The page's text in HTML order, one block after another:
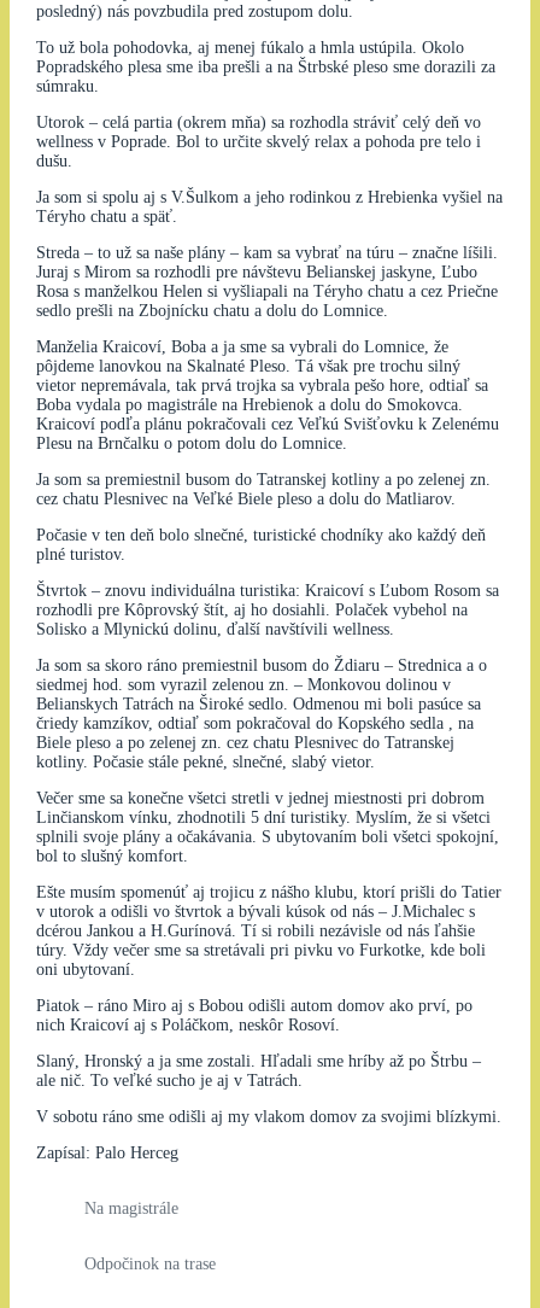
posledný) nás povzbudila pred zostupom dolu.
To už bola pohodovka, aj menej fúkalo a hmla ustúpila. Okolo
Popradského plesa sme iba prešli a na Štrbské pleso sme dorazili za
súmraku.
Utorok – celá partia (okrem mňa) sa rozhodla stráviť celý deň vo
wellness v Poprade. Bol to určite skvelý relax a pohoda pre telo i
dušu.
Ja som si spolu aj s V.Šulkom a jeho rodinkou z Hrebienka vyšiel na
Téryho chatu a späť.
Streda – to už sa naše plány – kam sa vybrať na túru – značne líšili.
Juraj s Mirom sa rozhodli pre návštevu Belianskej jaskyne, Ľubo
Rosa s manželkou Helen si vyšliapali na Téryho chatu a cez Priečne
sedlo prešli na Zbojnícku chatu a dolu do Lomnice.
Manželia Kraicoví, Boba a ja sme sa vybrali do Lomnice, že
pôjdeme lanovkou na Skalnaté Pleso. Tá však pre trochu silný
vietor nepremávala, tak prvá trojka sa vybrala pešo hore, odtiaľ sa
Boba vydala po magistrále na Hrebienok a dolu do Smokovca.
Kraicoví podľa plánu pokračovali cez Veľkú Svišťovku k Zelenému
Plesu na Brnčalku o potom dolu do Lomnice.
Ja som sa premiestnil busom do Tatranskej kotliny a po zelenej zn.
cez chatu Plesnivec na Veľké Biele pleso a dolu do Matliarov.
Počasie v ten deň bolo slnečné, turistické chodníky ako každý deň
plné turistov.
Štvrtok – znovu individuálna turistika: Kraicoví s Ľubom Rosom sa
rozhodli pre Kôprovský štít, aj ho dosiahli. Polaček vybehol na
Solisko a Mlynickú dolinu, ďalší navštívili wellness.
Ja som sa skoro ráno premiestnil busom do Ždiaru – Strednica a o
siedmej hod. som vyrazil zelenou zn. – Monkovou dolinou v
Belianskych Tatrách na Široké sedlo. Odmenou mi boli pasúce sa
čriedy kamzíkov, odtiaľ som pokračoval do Kopského sedla , na
Biele pleso a po zelenej zn. cez chatu Plesnivec do Tatranskej
kotliny. Počasie stále pekné, slnečné, slabý vietor.
Večer sme sa konečne všetci stretli v jednej miestnosti pri dobrom
Linčianskom vínku, zhodnotili 5 dní turistiky. Myslím, že si všetci
splnili svoje plány a očakávania. S ubytovaním boli všetci spokojní,
bol to slušný komfort.
Ešte musím spomenúť aj trojicu z nášho klubu, ktorí prišli do Tatier
v utorok a odišli vo štvrtok a bývali kúsok od nás – J.Michalec s
dcérou Jankou a H.Gurínová. Tí si robili nezávisle od nás ľahšie
túry. Vždy večer sme sa stretávali pri pivku vo Furkotke, kde boli
oni ubytovaní.
Piatok – ráno Miro aj s Bobou odišli autom domov ako prví, po
nich Kraicoví aj s Poláčkom, neskôr Rosoví.
Slaný, Hronský a ja sme zostali. Hľadali sme hríby až po Štrbu –
ale nič. To veľké sucho je aj v Tatrách.
V sobotu ráno sme odišli aj my vlakom domov za svojimi blízkymi.
Zapísal: Palo Herceg
Na magistrále
Odpočinok na trase